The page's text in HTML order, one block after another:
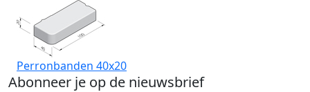
Perronbanden 40x20
Abonneer je op de nieuwsbrief